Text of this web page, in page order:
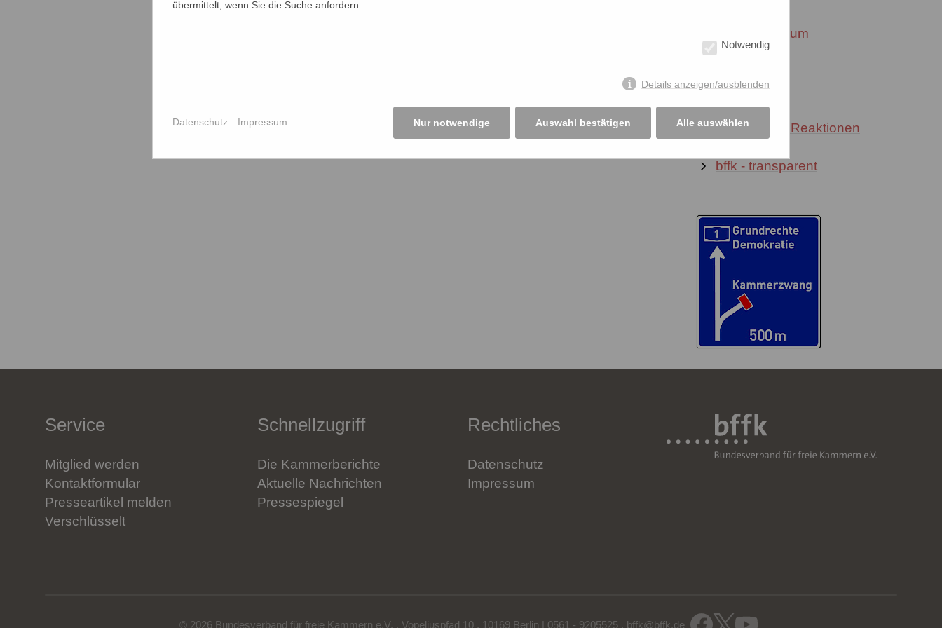
bffk-Mitglieder zum
Kennenlernen
Satzung
BVG-Urteil - Reaktionen
bffk - transparent
Service
Mitglied werden
Kontaktformular
Presseartikel melden
Verschlüsselt
Schnellzugriff
Die Kammerberichte
Aktuelle Nachrichten
Pressespiegel
Rechtliches
Datenschutz
Impressum
© 2026 Bundesverband für freie Kammern e.V. , Vopeliuspfad 10, 10169 Berlin | 0561 - 9205525, bffk@bffk.de
übermittelt, wenn Sie die Suche anfordern.
Notwendig
Details anzeigen/ausblenden
Nur notwendige Auswahl bestätigen Alle auswählen
Datenschutz Impressum